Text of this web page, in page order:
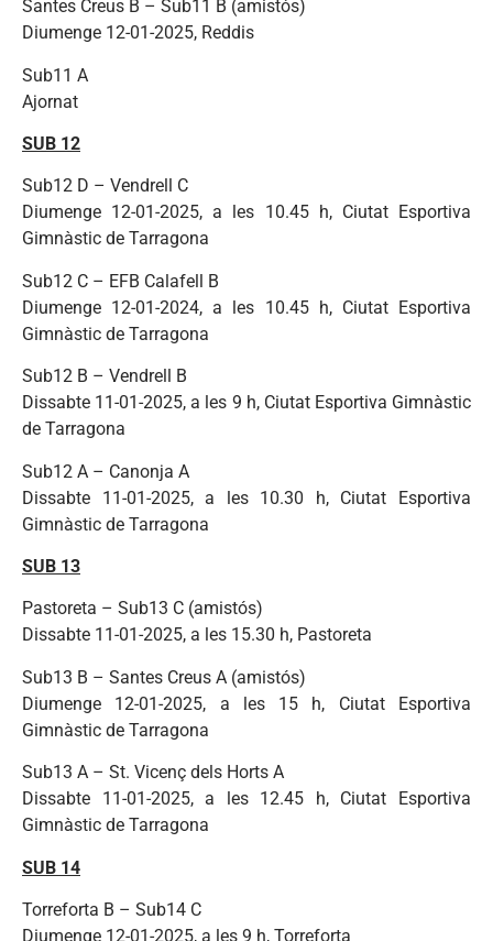
Santes Creus B – Sub11 B (amistós)
Diumenge 12-01-2025, Reddis
Sub11 A
Ajornat
SUB 12
Sub12 D – Vendrell C
Diumenge 12-01-2025, a les 10.45 h, Ciutat Esportiva
Gimnàstic de Tarragona
Sub12 C – EFB Calafell B
Diumenge 12-01-2024, a les 10.45 h, Ciutat Esportiva
Gimnàstic de Tarragona
Sub12 B – Vendrell B
Dissabte 11-01-2025, a les 9 h, Ciutat Esportiva Gimnàstic
de Tarragona
Sub12 A – Canonja A
Dissabte 11-01-2025, a les 10.30 h, Ciutat Esportiva
Gimnàstic de Tarragona
SUB 13
Pastoreta – Sub13 C (amistós)
Dissabte 11-01-2025, a les 15.30 h, Pastoreta
Sub13 B – Santes Creus A (amistós)
Diumenge 12-01-2025, a les 15 h, Ciutat Esportiva
Gimnàstic de Tarragona
Sub13 A – St. Vicenç dels Horts A
Dissabte 11-01-2025, a les 12.45 h, Ciutat Esportiva
Gimnàstic de Tarragona
SUB 14
Torreforta B – Sub14 C
Diumenge 12-01-2025, a les 9 h, Torreforta